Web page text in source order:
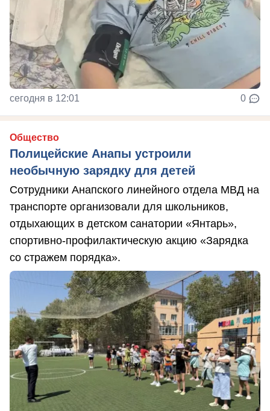
сегодня в 12:01 0
Общество
Полицейские Анапы устроили
необычную зарядку для детей
Сотрудники Анапского линейного отдела МВД на
транспорте организовали для школьников,
отдыхающих в детском санатории «Янтарь»,
спортивно-профилактическую акцию «Зарядка
со стражем порядка».